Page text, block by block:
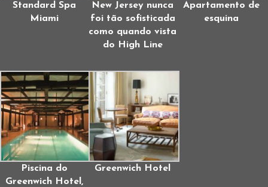
Standard Spa
Miami
New Jersey nunca
foi tão sofisticada
como quando vista
do High Line
Apartamento de
esquina
Piscina do
Greenwich Hotel,
Greenwich Hotel